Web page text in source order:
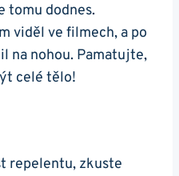
tomu dodnes.
viděl ve filmech, a po
na nohou. Pamatujte,
celé tělo!
repelentu, zkuste